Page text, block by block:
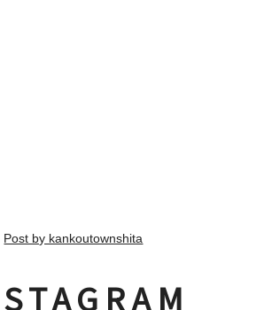
Post by kankoutownshita